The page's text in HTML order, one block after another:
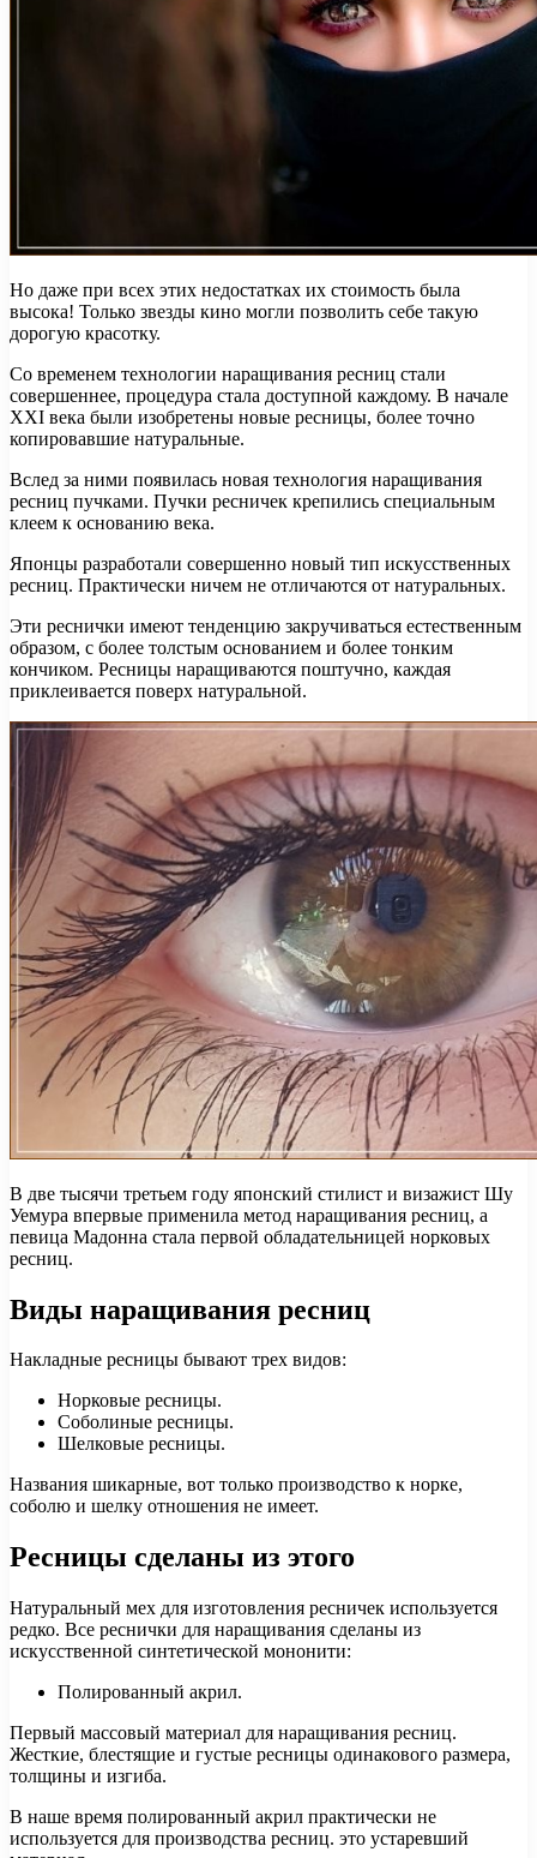
Но даже при всех этих недостатках их стоимость была
высока! Только звезды кино могли позволить себе такую ​​
дорогую красотку.
Со временем технологии наращивания ресниц стали
совершеннее, процедура стала доступной каждому. В начале
XXI века были изобретены новые ресницы, более точно
копировавшие натуральные.
Вслед за ними появилась новая технология наращивания
ресниц пучками. Пучки ресничек крепились специальным
клеем к основанию века.
Японцы разработали совершенно новый тип искусственных
ресниц. Практически ничем не отличаются от натуральных.
Эти реснички имеют тенденцию закручиваться естественным
образом, с более толстым основанием и более тонким
кончиком. Ресницы наращиваются поштучно, каждая
приклеивается поверх натуральной.
В две тысячи третьем году японский стилист и визажист Шу
Уемура впервые применила метод наращивания ресниц, а
певица Мадонна стала первой обладательницей норковых
ресниц.
Виды наращивания ресниц
Накладные ресницы бывают трех видов:
Норковые ресницы.
Соболиные ресницы.
Шелковые ресницы.
Названия шикарные, вот только производство к норке,
соболю и шелку отношения не имеет.
Ресницы сделаны из этого
Натуральный мех для изготовления ресничек используется
редко. Все реснички для наращивания сделаны из
искусственной синтетической мононити:
Полированный акрил.
Первый массовый материал для наращивания ресниц.
Жесткие, блестящие и густые ресницы одинакового размера,
толщины и изгиба.
В наше время полированный акрил практически не
используется для производства ресниц. это устаревший